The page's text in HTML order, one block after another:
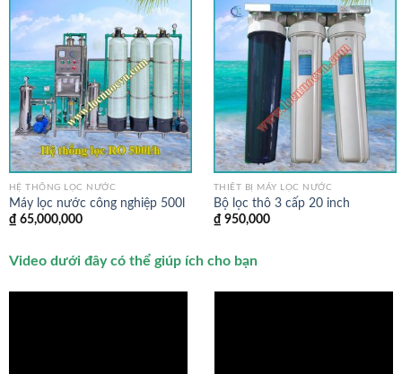
HỆ THỐNG LỌC NƯỚC
Máy lọc nước công nghiệp 500l
₫ 65,000,000
THIẾT BỊ MÁY LỌC NƯỚC
Bộ lọc thô 3 cấp 20 inch
₫ 950,000
Video dưới đây có thể giúp ích cho bạn